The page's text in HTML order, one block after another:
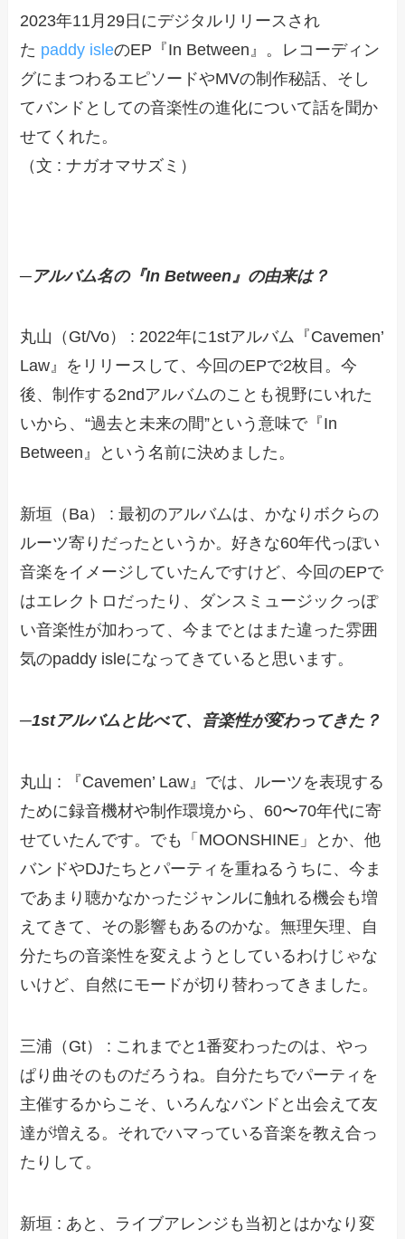
2023年11月29日にデジタルリリースされ
た paddy isleのEP『In Between』。レコーディン
グにまつわるエピソードやMVの制作秘話、そし
てバンドとしての音楽性の進化について話を聞か
せてくれた。
（文 : ナガオマサズミ）
─アルバム名の『In Between』の由来は？
丸山（Gt/Vo） : 2022年に1stアルバム『Cavemen’
Law』をリリースして、今回のEPで2枚目。今
後、制作する2ndアルバムのことも視野にいれた
いから、“過去と未来の間”という意味で『In
Between』という名前に決めました。
新垣（Ba） : 最初のアルバムは、かなりボクらの
ルーツ寄りだったというか。好きな60年代っぽい
音楽をイメージしていたんですけど、今回のEPで
はエレクトロだったり、ダンスミュージックっぽ
い音楽性が加わって、今までとはまた違った雰囲
気のpaddy isleになってきていると思います。
─1stアルバムと比べて、音楽性が変わってきた？
丸山 : 『Cavemen’ Law』では、ルーツを表現する
ために録音機材や制作環境から、60〜70年代に寄
せていたんです。でも「MOONSHINE」とか、他
バンドやDJたちとパーティを重ねるうちに、今ま
であまり聴かなかったジャンルに触れる機会も増
えてきて、その影響もあるのかな。無理矢理、自
分たちの音楽性を変えようとしているわけじゃな
いけど、自然にモードが切り替わってきました。
三浦（Gt） : これまでと1番変わったのは、やっ
ぱり曲そのものだろうね。自分たちでパーティを
主催するからこそ、いろんなバンドと出会えて友
達が増える。それでハマっている音楽を教え合っ
たりして。
新垣 : あと、ライブアレンジも当初とはかなり変